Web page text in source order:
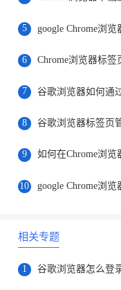
5
6 Chrome浏览器标
7
8
9
10
相关专题
1 谷歌浏览器怎么登